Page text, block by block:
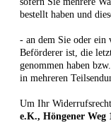
bestellt haben und
- an dem Sie oder ein
Beförderer ist, die
genommen haben
in mehreren
Um Ihr Widerrufsrecht
e.K., Höngener Weg